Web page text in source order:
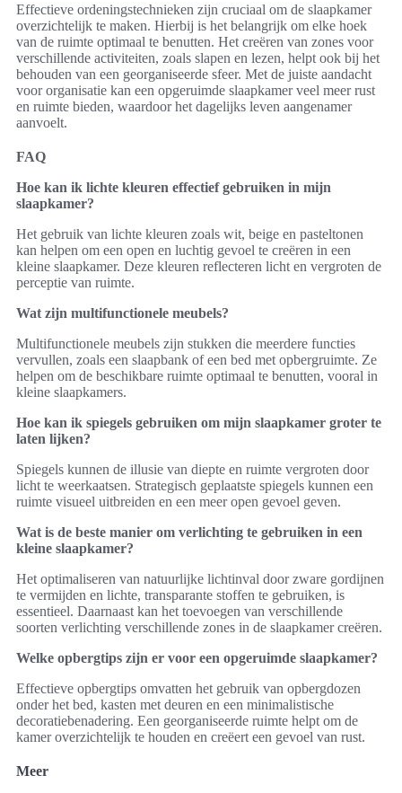
Effectieve ordeningstechnieken zijn cruciaal om de slaapkamer
overzichtelijk te maken. Hierbij is het belangrijk om elke hoek
van de ruimte optimaal te benutten. Het creëren van zones voor
verschillende activiteiten, zoals slapen en lezen, helpt ook bij het
behouden van een georganiseerde sfeer. Met de juiste aandacht
voor organisatie kan een opgeruimde slaapkamer veel meer rust
en ruimte bieden, waardoor het dagelijks leven aangenamer
aanvoelt.
FAQ
Hoe kan ik lichte kleuren effectief gebruiken in mijn
slaapkamer?
Het gebruik van lichte kleuren zoals wit, beige en pasteltonen
kan helpen om een open en luchtig gevoel te creëren in een
kleine slaapkamer. Deze kleuren reflecteren licht en vergroten de
perceptie van ruimte.
Wat zijn multifunctionele meubels?
Multifunctionele meubels zijn stukken die meerdere functies
vervullen, zoals een slaapbank of een bed met opbergruimte. Ze
helpen om de beschikbare ruimte optimaal te benutten, vooral in
kleine slaapkamers.
Hoe kan ik spiegels gebruiken om mijn slaapkamer groter te
laten lijken?
Spiegels kunnen de illusie van diepte en ruimte vergroten door
licht te weerkaatsen. Strategisch geplaatste spiegels kunnen een
ruimte visueel uitbreiden en een meer open gevoel geven.
Wat is de beste manier om verlichting te gebruiken in een
kleine slaapkamer?
Het optimaliseren van natuurlijke lichtinval door zware gordijnen
te vermijden en lichte, transparante stoffen te gebruiken, is
essentieel. Daarnaast kan het toevoegen van verschillende
soorten verlichting verschillende zones in de slaapkamer creëren.
Welke opbergtips zijn er voor een opgeruimde slaapkamer?
Effectieve opbergtips omvatten het gebruik van opbergdozen
onder het bed, kasten met deuren en een minimalistische
decoratiebenadering. Een georganiseerde ruimte helpt om de
kamer overzichtelijk te houden en creëert een gevoel van rust.
Meer